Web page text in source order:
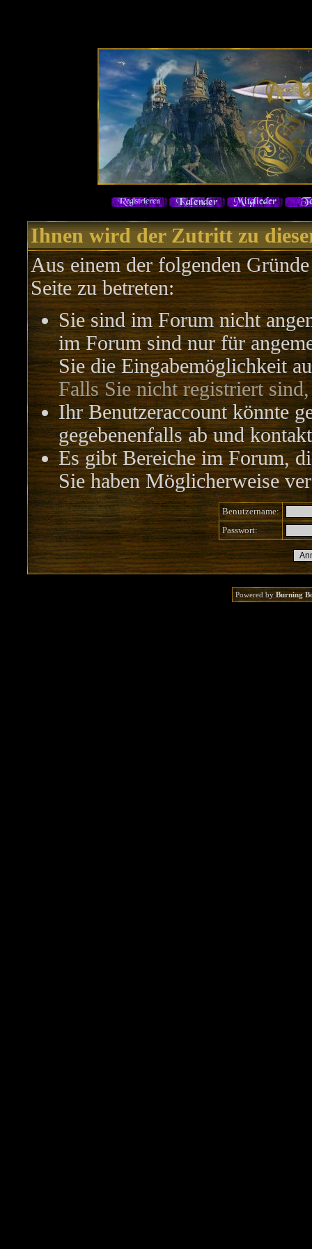
Ihnen wird der Zutritt zu
Aus einem der folgenden
Seite zu betreten:
Sie sind im Forum nicht
im Forum sind nur für
Sie die Eingabemöglichkeit
Falls Sie nicht registriert
Ihr Benutzeraccount könnte
gegebenenfalls ab und
Es gibt Bereiche im Forum,
Sie haben Möglicherweise
Benutzername:
Passwort:
Powered byBurning